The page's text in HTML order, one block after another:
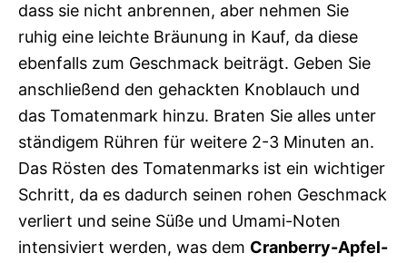
dass sie nicht anbrennen, aber nehmen Sie
ruhig eine leichte Bräunung in Kauf, da diese
ebenfalls zum Geschmack beiträgt. Geben Sie
anschließend den gehackten Knoblauch und
das Tomatenmark hinzu. Braten Sie alles unter
ständigem Rühren für weitere 2-3 Minuten an.
Das Rösten des Tomatenmarks ist ein wichtiger
Schritt, da es dadurch seinen rohen Geschmack
verliert und seine Süße und Umami-Noten
intensiviert werden, was dem Cranberry-Apfel-